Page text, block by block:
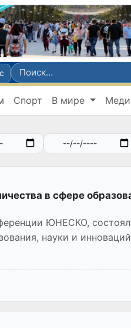
Спорт В мире
в сфере
ЮНЕСКО,
науки и инноваций